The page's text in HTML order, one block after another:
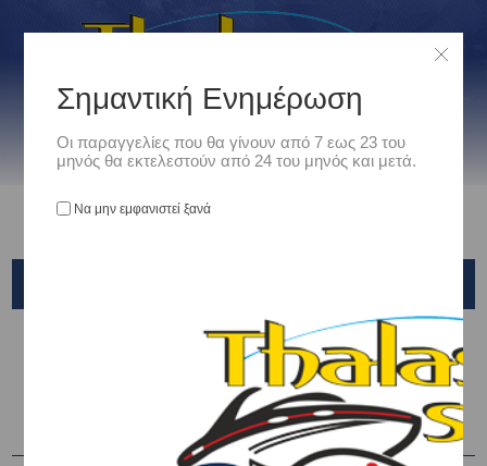
Σωστικός Εξοπλισμός ΠΛΩΤΕΣ ΑΓΚΥΡΕΣ
Σημαντική Ενημέρωση
Οι παραγγελίες που θα γίνουν από 7 εως 23 του
μηνός θα εκτελεστούν από 24 του μηνός και μετά.
Να μην εμφανιστεί ξανά